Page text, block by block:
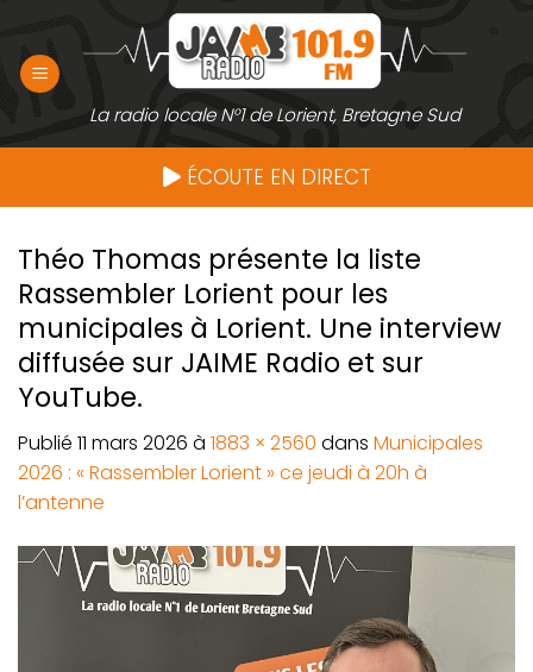
contenu
La radio locale N°1 de Lorient, Bretagne Sud
ÉCOUTE EN DIRECT
Théo Thomas présente la liste
Rassembler Lorient pour les
municipales à Lorient. Une interview
diffusée sur JAIME Radio et sur
YouTube.
Publié 11 mars 2026 à 1883 × 2560 dans Municipales
2026 : « Rassembler Lorient » ce jeudi à 20h à
l’antenne